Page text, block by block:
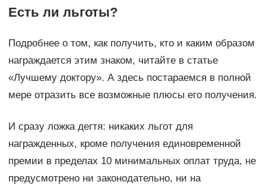
Есть ли льготы?
Подробнее о том, как получить, кто и каким образом
награждается этим знаком, читайте в статье
«Лучшему доктору». А здесь постараемся в полной
мере отразить все возможные плюсы его получения.
И сразу ложка дегтя: никаких льгот для
награжденных, кроме получения единовременной
премии в пределах 10 минимальных оплат труда, не
предусмотрено ни законодательно, ни на